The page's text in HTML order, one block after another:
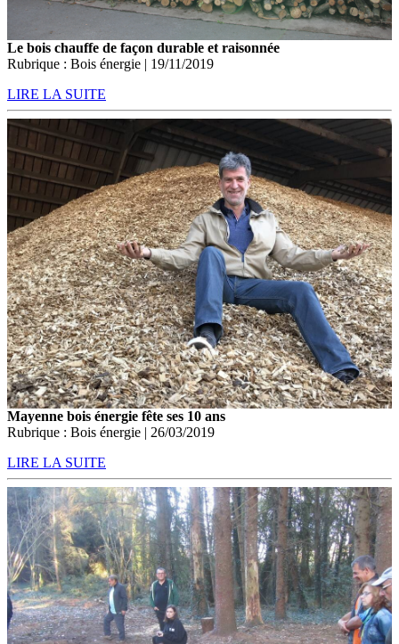
Le bois chauffe de façon durable et raisonnée
Rubrique : Bois énergie | 19/11/2019
LIRE LA SUITE
Mayenne bois énergie fête ses 10 ans
Rubrique : Bois énergie | 26/03/2019
LIRE LA SUITE